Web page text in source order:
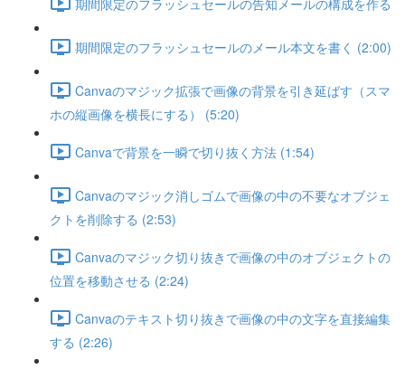
期間限定のフラッシュセールのメール本文を書く (2:00)
Canvaのマジック拡張で画像の背景を引き延ばす（スマ
ホの縦画像を横長にする） (5:20)
Canvaで背景を一瞬で切り抜く方法 (1:54)
Canvaのマジック消しゴムで画像の中の不要なオブジェ
クトを削除する (2:53)
Canvaのマジック切り抜きで画像の中のオブジェクトの
位置を移動させる (2:24)
Canvaのテキスト切り抜きで画像の中の文字を直接編集
する (2:26)